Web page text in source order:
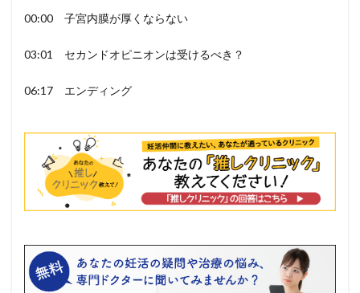
00:00 子宮内膜が厚くならない
03:01 セカンドオピニオンは受けるべき？
06:17 エンディング